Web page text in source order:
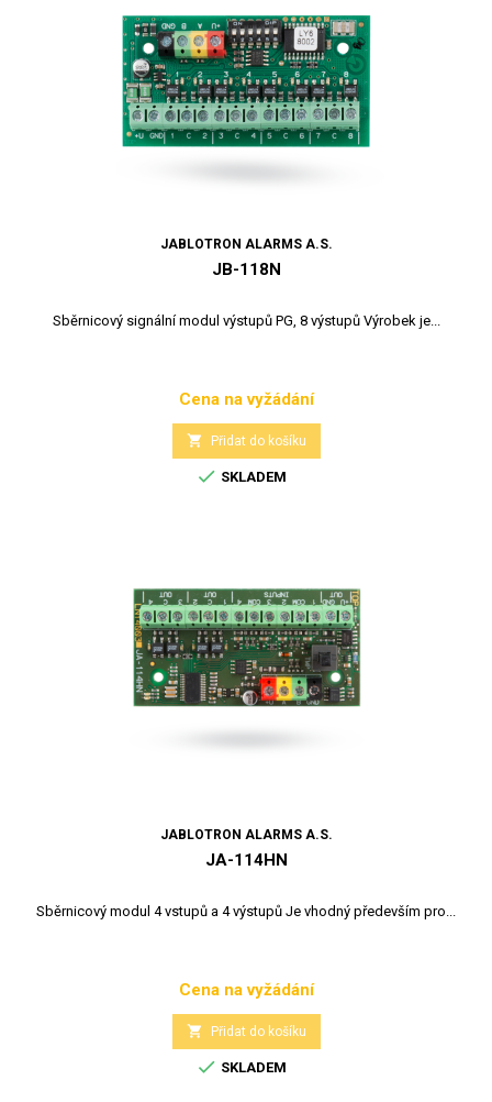
JABLOTRON ALARMS A.S.
JB-118N
Sběrnicový signální modul výstupů PG, 8 výstupů Výrobek je...
Cena
Cena na vyžádání
 Přidat do košíku
 SKLADEM
JABLOTRON ALARMS A.S.
JA-114HN
Sběrnicový modul 4 vstupů a 4 výstupů Je vhodný především pro...
Cena
Cena na vyžádání
 Přidat do košíku
 SKLADEM